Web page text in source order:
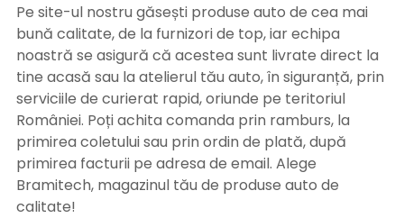
Pe site-ul nostru găsești produse auto de cea mai
bună calitate, de la furnizori de top, iar echipa
noastră se asigură că acestea sunt livrate direct la
tine acasă sau la atelierul tău auto, în siguranță, prin
serviciile de curierat rapid, oriunde pe teritoriul
României. Poți achita comanda prin ramburs, la
primirea coletului sau prin ordin de plată, după
primirea facturii pe adresa de email. Alege
Bramitech, magazinul tău de produse auto de
calitate!